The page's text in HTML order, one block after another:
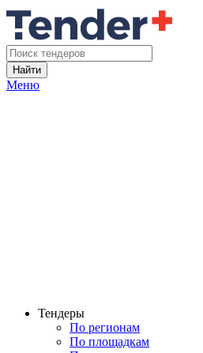
Найти
Меню
Тендеры
По регионам
По площадкам